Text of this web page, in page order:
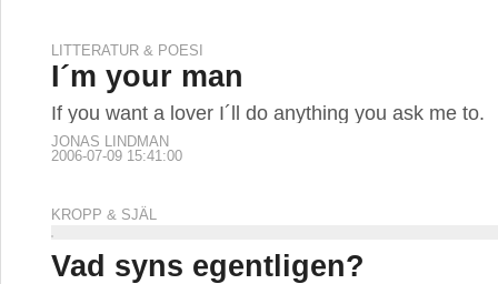
LITTERATUR & POESI
I´m your man
If you want a lover I´ll do anything you ask me to.
JONAS LINDMAN
2006-07-09 15:41:00
KROPP & SJÄL
Vad syns egentligen?